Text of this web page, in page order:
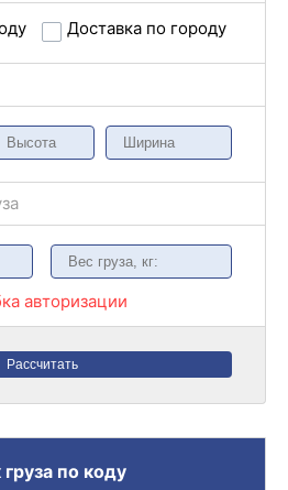
Доставка по городу
авторизации
Рассчитать
по коду